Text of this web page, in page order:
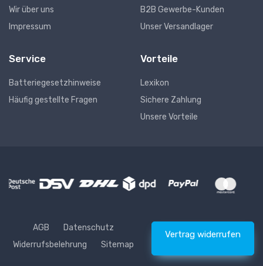
Wir über uns
Impressum
B2B Gewerbe-Kunden
Unser Versandlager
Service
Batteriegesetzhinweise
Häufig gestellte Fragen
Vorteile
Lexikon
Sichere Zahlung
Unsere Vorteile
AGB
Datenschutz
Widerrufsbelehrung
Sitemap
Vertrag widerrufen